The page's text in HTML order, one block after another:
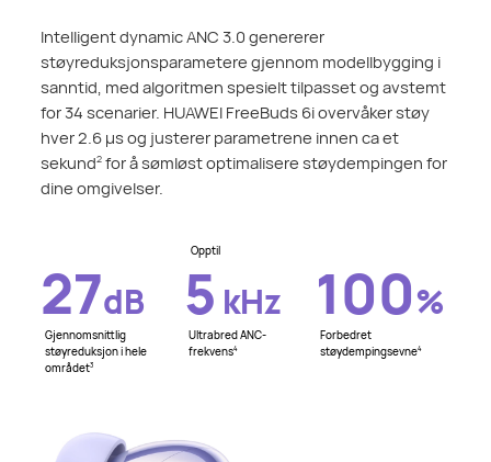
Intelligent dynamic ANC 3.0 genererer
støyreduksjonsparametere gjennom modellbygging i
sanntid, med algoritmen spesielt tilpasset og avstemt
for 34 scenarier. HUAWEI FreeBuds 6i overvåker støy
hver 2.6 µs og justerer parametrene innen ca et
sekund2 for å sømløst optimalisere støydempingen for
dine omgivelser.
Opptil
27dB
Gjennomsnittlig
støyreduksjon i hele
området3
5 kHz
Ultrabred ANC-
frekvens4
100%
Forbedret
støydempingsevne4